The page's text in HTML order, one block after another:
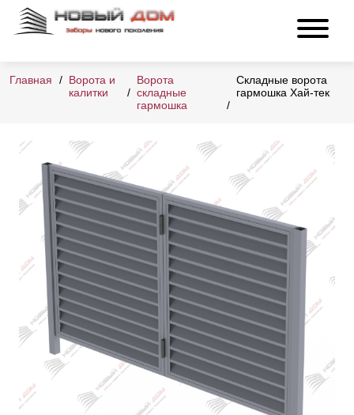
Главная
Ворота и
калитки
Ворота
складные
гармошка
Складные ворота
гармошка Хай-тек